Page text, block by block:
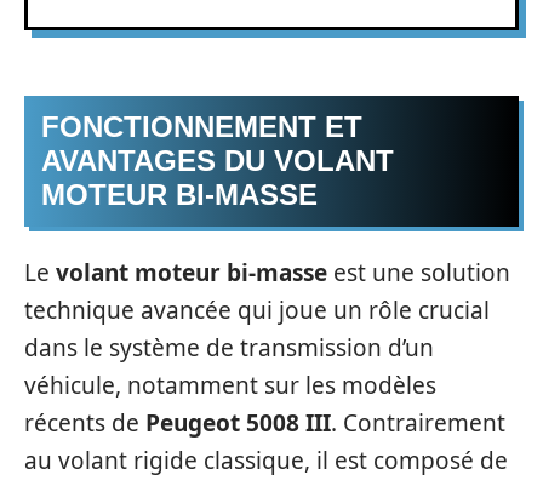
FONCTIONNEMENT ET
AVANTAGES DU VOLANT
MOTEUR BI-MASSE
Le volant moteur bi-masse est une solution
technique avancée qui joue un rôle crucial
dans le système de transmission d’un
véhicule, notamment sur les modèles
récents de Peugeot 5008 III. Contrairement
au volant rigide classique, il est composé de